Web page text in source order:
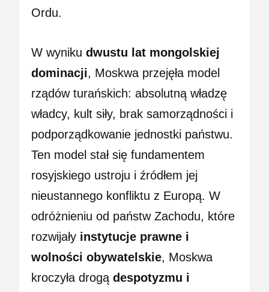
Ordu.
W wynikudwustu lat mongolskiej
dominacji, Moskwa przejęła model
rządów turańskich: absolutną władzę
władcy, kult siły, brak samorządności i
podporządkowanie jednostki państwu.
Ten model stał się fundamentem
rosyjskiego ustroju i źródłem jej
nieustannego konfliktu z Europą. W
odróżnieniu od państw Zachodu, które
rozwijały instytucje prawne i
wolności obywatelskie, Moskwa
kroczyła drogądespotyzmu i